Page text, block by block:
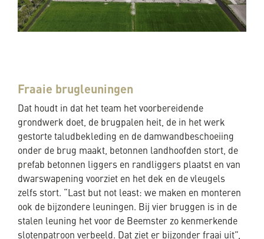
Fraaie brugleuningen
Dat houdt in dat het team het voorbereidende
grondwerk doet, de brugpalen heit, de in het werk
gestorte taludbekleding en de damwandbeschoeiing
onder de brug maakt, betonnen landhoofden stort, de
prefab betonnen liggers en randliggers plaatst en van
dwarswapening voorziet en het dek en de vleugels
zelfs stort. “Last but not least: we maken en monteren
ook de bijzondere leuningen. Bij vier bruggen is in de
stalen leuning het voor de Beemster zo kenmerkende
slotenpatroon verbeeld. Dat ziet er bijzonder fraai uit”,